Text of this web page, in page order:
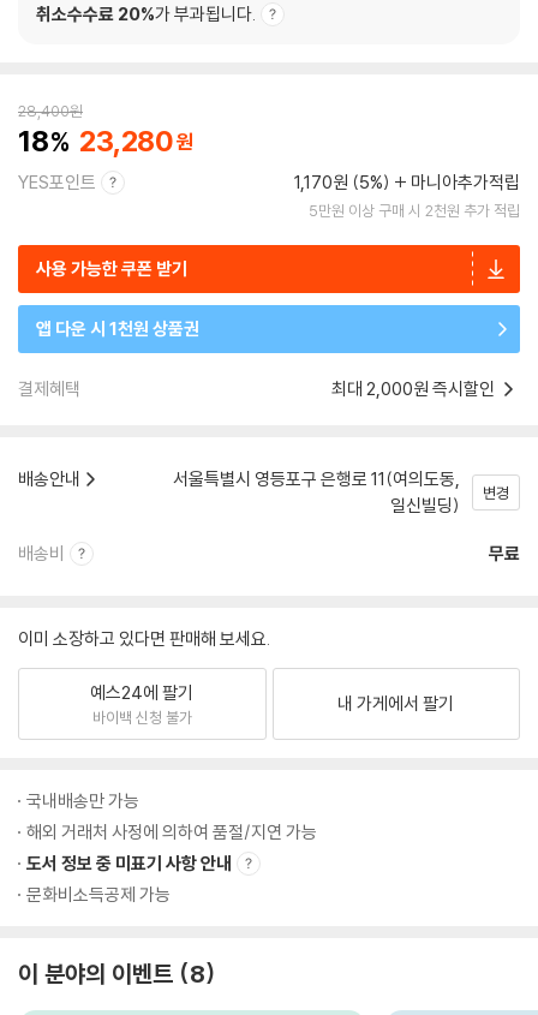
취소수수료 20%가 부과됩니다.
28,400원
18 23,280
YES포인트 1,170원 (5%) 마니아추가적립
5만원 이상 구매 시 2천원 추가 적립
사용 가능한 쿠폰 받기
앱 다운 시 1천원 상품권
결제혜택 최대 2,000원 즉시할인
배송안내
서울특별시 영등포구 은행로 11(여의도동,
일신빌딩)
변경
배송비 무료
이미 소장하고 있다면 판매해 보세요.
예스24에 팔기
바이백 신청 불가
내 가게에서 팔기
국내배송만 가능
해외 거래처 사정에 의하여 품절/지연 가능
도서 정보 중 미표기 사항 안내
문화비소득공제 가능
이 분야의 이벤트 8